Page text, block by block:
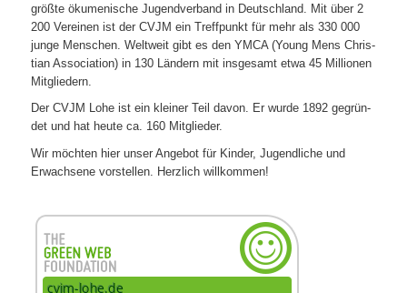
größte öku­me­ni­sche Jugend­ver­band in Deutsch­land. Mit über 2
200 Ver­ei­nen ist der CVJM ein Treff­punkt für mehr als 330 000
junge Men­schen. Welt­weit gibt es den YMCA (Young Mens Chris­
tian Asso­cia­tion) in 130 Län­dern mit ins­ge­samt etwa 45 Mil­lio­nen
Mitgliedern.
Der CVJM Lohe ist ein klei­ner Teil davon. Er wurde 1892 gegrün­
det und hat heute ca. 160 Mitglieder.
Wir möch­ten hier unser Ange­bot für Kin­der, Jugend­li­che und
Erwach­sene vor­stel­len. Herz­lich willkommen!